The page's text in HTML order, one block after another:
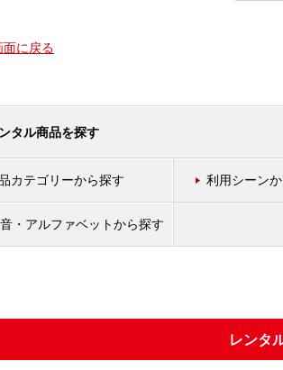
面に戻る
タル商品を探す
カテゴリーから探す 利用シーン
・アルファベットから探す
レンタ